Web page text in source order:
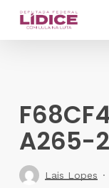
Skip
A265-
Lais Lopes